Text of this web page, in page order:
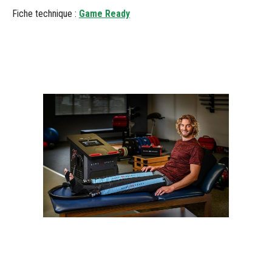
Fiche technique : Game Ready